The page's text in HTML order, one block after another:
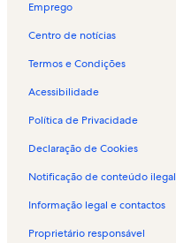
a
i
s
d
l
x
e
m
Ó
b
o
a
e
n
o
a
a
é
r
l
j
m
e
t
p
r
f
é
Emprego
Centro de notícias
Termos e Condições
Acessibilidade
Política de Privacidade
Declaração de Cookies
Notificação de conteúdo ilegal
Informação legal e contactos
Proprietário responsável